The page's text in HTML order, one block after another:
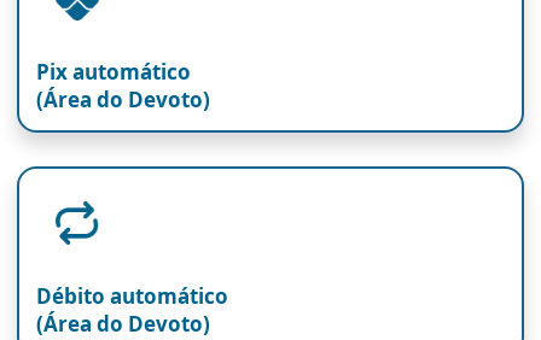
Pix automático
(Área do Devoto)
Débito automático
(Área do Devoto)